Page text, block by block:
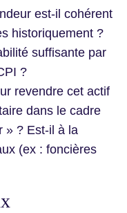
est-il cohérent
historiquement ?
suffisante par
?
revendre cet actif
dans le cadre
» ? Est-il à la
(ex : foncières